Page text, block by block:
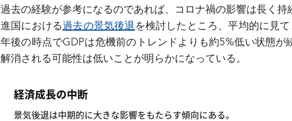
過去の経験が参考になるのであれば、コロナ禍の影響は長く
進国における過去の景気後退を検討したところ、平均的に見
年後の時点でGDPは危機前のトレンドよりも約5%低い状態が
解消される可能性は低いことが明らかになっている。